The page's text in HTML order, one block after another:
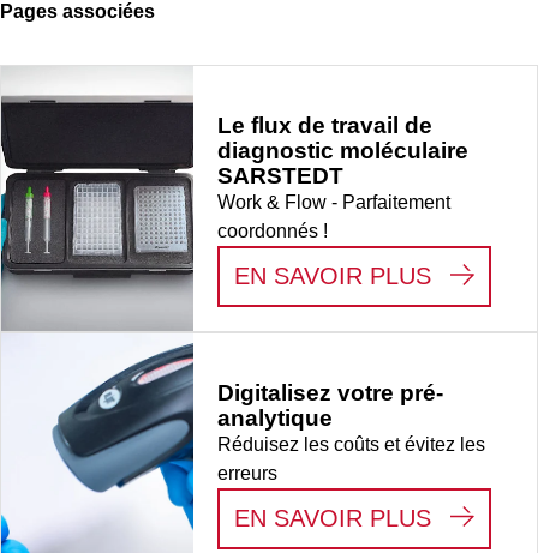
Pages associées
Le flux de travail de
diagnostic moléculaire
SARSTEDT
Work & Flow - Parfaitement
coordonnés !
EN SAVOIR PLUS: LE
Digitalisez votre pré-
analytique
Réduisez les coûts et évitez les
erreurs
EN SAVOIR PLUS: